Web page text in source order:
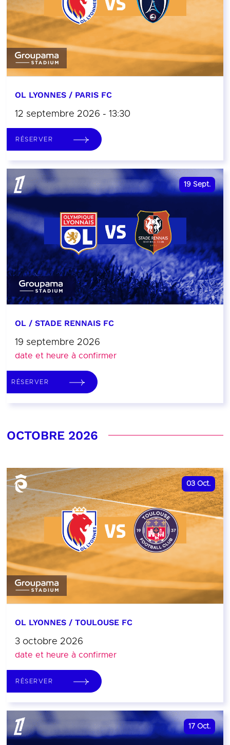
OL LYONNES / PARIS FC
12 septembre 2026 - 13:30
RÉSERVER
19 Sept.
OL / STADE RENNAIS FC
19 septembre 2026
date et heure à confirmer
RÉSERVER
OCTOBRE 2026
03 Oct.
OL LYONNES / TOULOUSE FC
3 octobre 2026
date et heure à confirmer
RÉSERVER
17 Oct.